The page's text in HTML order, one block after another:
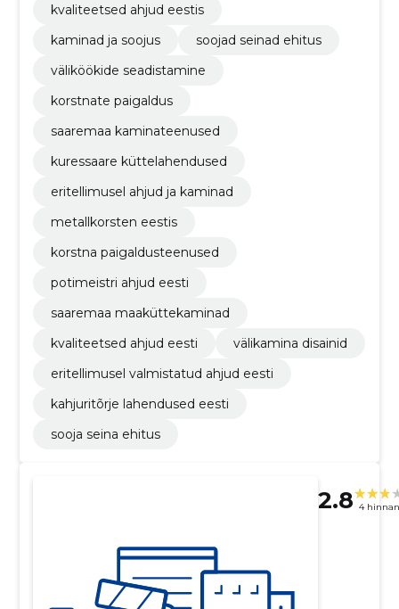
kvaliteetsed ahjud eestis
kaminad ja soojus
soojad seinad ehitus
väliköökide seadistamine
korstnate paigaldus
saaremaa kaminateenused
kuressaare küttelahendused
eritellimusel ahjud ja kaminad
metallkorsten eestis
korstna paigaldusteenused
potimeistri ahjud eesti
saaremaa maaküttekaminad
kvaliteetsed ahjud eesti
välikamina disainid
eritellimusel valmistatud ahjud eesti
kahjuritõrje lahendused eesti
sooja seina ehitus
2.8 4